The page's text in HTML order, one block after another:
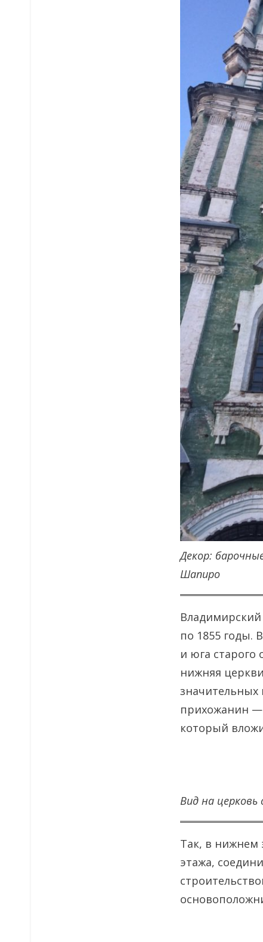
Декор:
Шапиро
Владимирский
по 1855 годы.
и юга старого
нижняя
значительных
прихожанин —
который
Вид на церковь
Так, в нижнем
этажа,